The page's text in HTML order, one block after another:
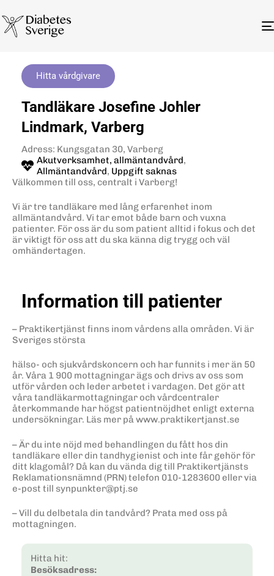
Hitta vårdgivare
Tandläkare Josefine Johler
Lindmark, Varberg
Adress: Kungsgatan 30, Varberg
Akutverksamhet, allmäntandvård,
Allmäntandvård, Uppgift saknas
Välkommen till oss, centralt i Varberg!
Vi är tre tandläkare med lång erfarenhet inom
allmäntandvård. Vi tar emot både barn och vuxna
patienter. För oss är du som patient alltid i fokus och det
är viktigt för oss att du ska känna dig trygg och väl
omhändertagen.
Information till patienter
– Praktikertjänst finns inom vårdens alla områden. Vi är
Sveriges största
hälso- och sjukvårdskoncern och har funnits i mer än 50
år. Våra 1 900 mottagningar ägs och drivs av oss som
utför vården och leder arbetet i vardagen. Det gör att
våra tandläkarmottagningar och vårdcentraler
återkommande har högst patientnöjdhet enligt externa
undersökningar. Läs mer på www.praktikertjanst.se
– Är du inte nöjd med behandlingen du fått hos din
tandläkare eller din tandhygienist och inte får gehör för
ditt klagomål? Då kan du vända dig till Praktikertjänsts
Reklamationsnämnd (PRN) telefon 010-1283600 eller via
e-post till synpunkter@ptj.se
– Vill du delbetala din tandvård? Prata med oss på
mottagningen.
Hitta hit:
Besöksadress: